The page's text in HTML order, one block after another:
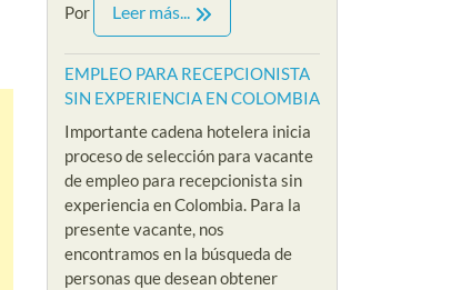
Por
Leer más...
EMPLEO PARA RECEPCIONISTA
SIN EXPERIENCIA EN COLOMBIA
Importante cadena hotelera inicia
proceso de selección para vacante
de empleo para recepcionista sin
experiencia en Colombia. Para la
presente vacante, nos
encontramos en la búsqueda de
personas que desean obtener